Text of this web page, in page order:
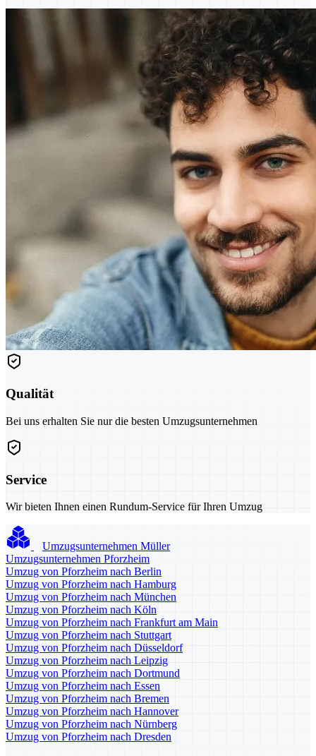
Qualität
Bei uns erhalten Sie nur die besten Umzugsunternehmen
Service
Wir bieten Ihnen einen Rundum-Service für Ihren Umzug
Umzugsunternehmen Müller
Umzugsunternehmen Pforzheim
Umzug von Pforzheim nach Berlin
Umzug von Pforzheim nach Hamburg
Umzug von Pforzheim nach München
Umzug von Pforzheim nach Köln
Umzug von Pforzheim nach Frankfurt am Main
Umzug von Pforzheim nach Stuttgart
Umzug von Pforzheim nach Düsseldorf
Umzug von Pforzheim nach Leipzig
Umzug von Pforzheim nach Dortmund
Umzug von Pforzheim nach Essen
Umzug von Pforzheim nach Bremen
Umzug von Pforzheim nach Hannover
Umzug von Pforzheim nach Nürnberg
Umzug von Pforzheim nach Dresden